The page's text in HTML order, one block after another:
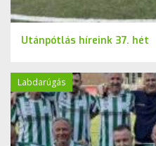
Utánpótlás híreink 37. hét
Labdarúgás